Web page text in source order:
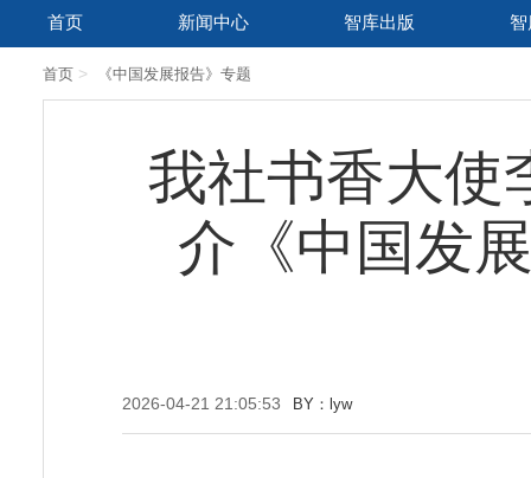
首页 新闻中心 智库出版
首页 > 《中国发展报告》专题
我社书香大使
介《中国发
2026-04-21 21:05:53 BY：lyw